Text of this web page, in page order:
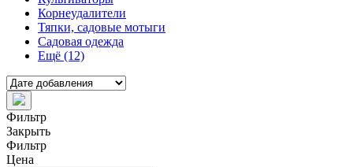
Корнеудалители
Тяпки, садовые мотыги
Садовая одежда
Ещё (12)
Фильтр
Закрыть
Фильтр
Цена